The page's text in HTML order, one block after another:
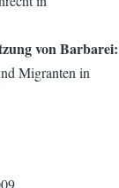
von Barbarei:
Migranten in